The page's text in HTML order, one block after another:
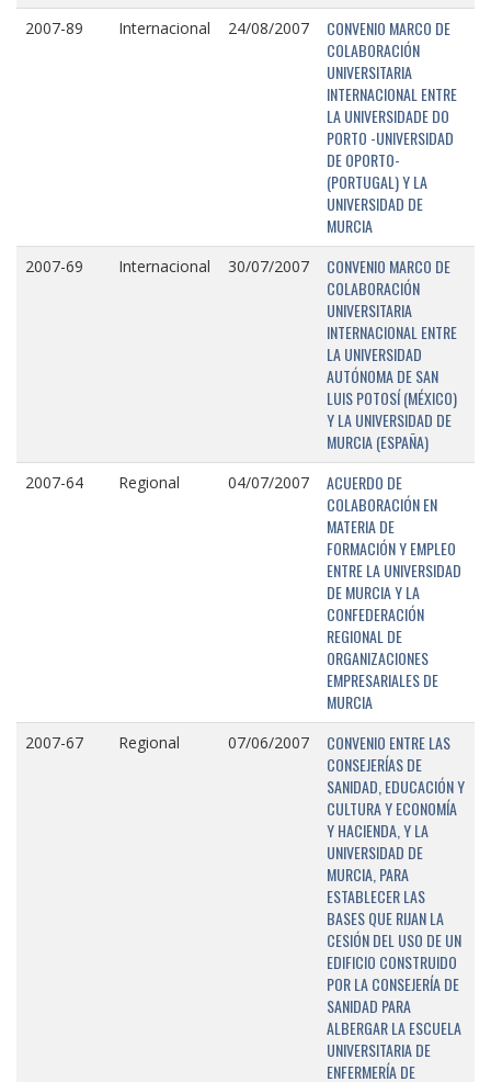
2007-89 Internacional 24/08/2007
CONVENIO MARCO DE
COLABORACIÓN
UNIVERSITARIA
INTERNACIONAL ENTRE
LA UNIVERSIDADE DO
PORTO -UNIVERSIDAD
DE OPORTO-
(PORTUGAL) Y LA
UNIVERSIDAD DE
MURCIA
2007-69 Internacional 30/07/2007
CONVENIO MARCO DE
COLABORACIÓN
UNIVERSITARIA
INTERNACIONAL ENTRE
LA UNIVERSIDAD
AUTÓNOMA DE SAN
LUIS POTOSÍ (MÉXICO)
Y LA UNIVERSIDAD DE
MURCIA (ESPAÑA)
2007-64 Regional 04/07/2007
ACUERDO DE
COLABORACIÓN EN
MATERIA DE
FORMACIÓN Y EMPLEO
ENTRE LA UNIVERSIDAD
DE MURCIA Y LA
CONFEDERACIÓN
REGIONAL DE
ORGANIZACIONES
EMPRESARIALES DE
MURCIA
2007-67 Regional 07/06/2007
CONVENIO ENTRE LAS
CONSEJERÍAS DE
SANIDAD, EDUCACIÓN Y
CULTURA Y ECONOMÍA
Y HACIENDA, Y LA
UNIVERSIDAD DE
MURCIA, PARA
ESTABLECER LAS
BASES QUE RIJAN LA
CESIÓN DEL USO DE UN
EDIFICIO CONSTRUIDO
POR LA CONSEJERÍA DE
SANIDAD PARA
ALBERGAR LA ESCUELA
UNIVERSITARIA DE
ENFERMERÍA DE